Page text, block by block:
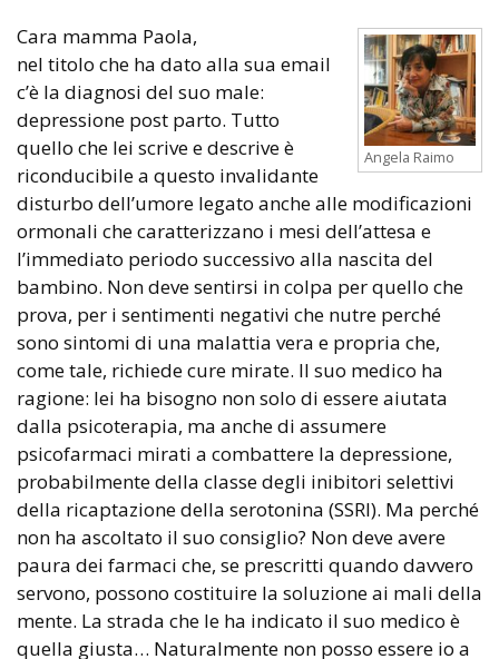
Angela Raimo
Cara mamma Paola,
nel titolo che ha dato alla sua email
c’è la diagnosi del suo male:
depressione post parto. Tutto
quello che lei scrive e descrive è
riconducibile a questo invalidante
disturbo dell’umore legato anche alle modificazioni
ormonali che caratterizzano i mesi dell’attesa e
l’immediato periodo successivo alla nascita del
bambino. Non deve sentirsi in colpa per quello che
prova, per i sentimenti negativi che nutre perché
sono sintomi di una malattia vera e propria che,
come tale, richiede cure mirate. Il suo medico ha
ragione: lei ha bisogno non solo di essere aiutata
dalla psicoterapia, ma anche di assumere
psicofarmaci mirati a combattere la depressione,
probabilmente della classe degli inibitori selettivi
della ricaptazione della serotonina (SSRI). Ma perché
non ha ascoltato il suo consiglio? Non deve avere
paura dei farmaci che, se prescritti quando davvero
servono, possono costituire la soluzione ai mali della
mente. La strada che le ha indicato il suo medico è
quella giusta… Naturalmente non posso essere io a